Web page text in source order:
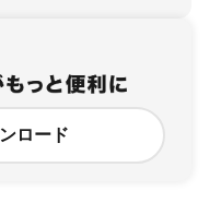
ロード